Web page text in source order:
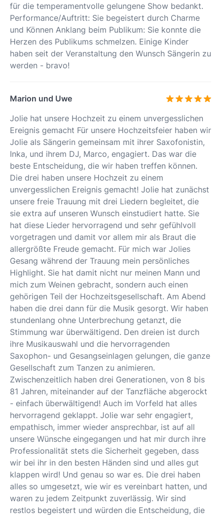
für die temperamentvolle gelungene Show bedankt.
Performance/Auftritt: Sie begeistert durch Charme
und Können Anklang beim Publikum: Sie konnte die
Herzen des Publikums schmelzen. Einige Kinder
haben seit der Veranstaltung den Wunsch Sängerin zu
werden - bravo!
Marion und Uwe
Jolie hat unsere Hochzeit zu einem unvergesslichen
Ereignis gemacht Für unsere Hochzeitsfeier haben wir
Jolie als Sängerin gemeinsam mit ihrer Saxofonistin,
Inka, und ihrem DJ, Marco, engagiert. Das war die
beste Entscheidung, die wir haben treffen können.
Die drei haben unsere Hochzeit zu einem
unvergesslichen Ereignis gemacht! Jolie hat zunächst
unsere freie Trauung mit drei Liedern begleitet, die
sie extra auf unseren Wunsch einstudiert hatte. Sie
hat diese Lieder hervorragend und sehr gefühlvoll
vorgetragen und damit vor allem mir als Braut die
allergrößte Freude gemacht. Für mich war Jolies
Gesang während der Trauung mein persönliches
Highlight. Sie hat damit nicht nur meinen Mann und
mich zum Weinen gebracht, sondern auch einen
gehörigen Teil der Hochzeitsgesellschaft. Am Abend
haben die drei dann für die Musik gesorgt. Wir haben
stundenlang ohne Unterbrechung getanzt, die
Stimmung war überwältigend. Den dreien ist durch
ihre Musikauswahl und die hervorragenden
Saxophon- und Gesangseinlagen gelungen, die ganze
Gesellschaft zum Tanzen zu animieren.
Zwischenzeitlich haben drei Generationen, von 8 bis
81 Jahren, miteinander auf der Tanzfläche abgerockt
- einfach überwältigend! Auch im Vorfeld hat alles
hervorragend geklappt. Jolie war sehr engagiert,
empathisch, immer wieder ansprechbar, ist auf all
unsere Wünsche eingegangen und hat mir durch ihre
Professionalität stets die Sicherheit gegeben, dass
wir bei ihr in den besten Händen sind und alles gut
klappen wird! Und genau so war es. Die drei haben
alles so umgesetzt, wie wir es vereinbart hatten, und
waren zu jedem Zeitpunkt zuverlässig. Wir sind
restlos begeistert und würden die Entscheidung, die